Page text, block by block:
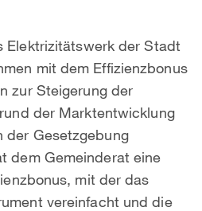
Elektrizitätswerk der Stadt
mit dem Effizienzbonus
zur Steigerung der
der Marktentwicklung
der Gesetzgebung
dem Gemeinderat eine
mit der das
vereinfacht und die